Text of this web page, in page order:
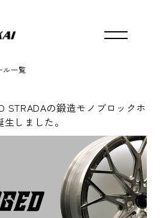
ル一覧
STRADAの鍛造モノブロックホ
しました。